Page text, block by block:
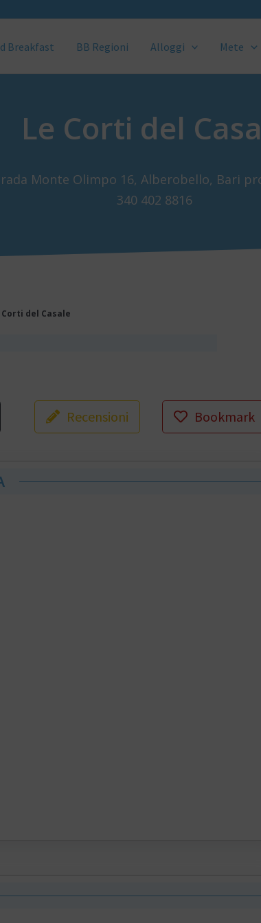
Breakfast BB Regioni Alloggi Mete
Le Corti del
Monte Olimpo 16, Alberobello, Bari
340 402 8816
Corti del Casale
Recensioni Bookmark